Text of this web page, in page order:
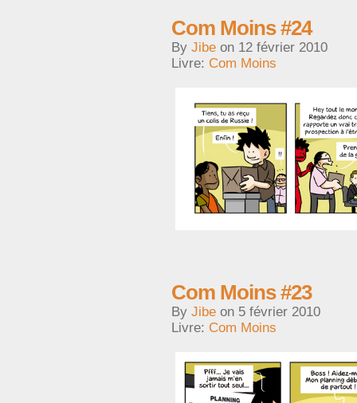
Com Moins #24
By Jibe on 12 février 2010
Livre: Com Moins
Com Moins #23
By Jibe on 5 février 2010
Livre: Com Moins